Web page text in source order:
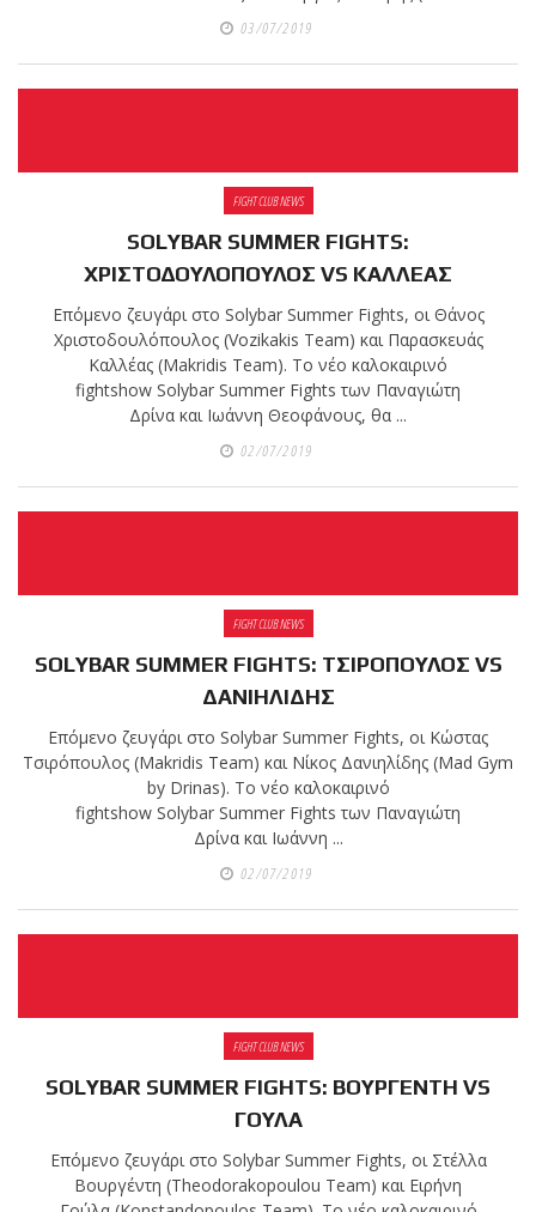
03/07/2019
FIGHT CLUB NEWS
SOLYBAR SUMMER FIGHTS:
ΧΡΙΣΤΟΔΟΥΛΟΠΟΥΛΟΣ VS ΚΑΛΛΕΑΣ
Επόμενο ζευγάρι στο Solybar Summer Fights, οι Θάνος
Χριστοδουλόπουλος (Vozikakis Team) και Παρασκευάς
Καλλέας (Makridis Team). Το νέο καλοκαιρινό
fightshow Solybar Summer Fights των Παναγιώτη
Δρίνα και Ιωάννη Θεοφάνους, θα ...
02/07/2019
FIGHT CLUB NEWS
SOLYBAR SUMMER FIGHTS: ΤΣΙΡΟΠΟΥΛΟΣ VS
ΔΑΝΙΗΛΙΔΗΣ
Επόμενο ζευγάρι στο Solybar Summer Fights, οι Κώστας
Τσιρόπουλος (Makridis Team) και Νίκος Δανιηλίδης (Mad Gym
by Drinas). Το νέο καλοκαιρινό
fightshow Solybar Summer Fights των Παναγιώτη
Δρίνα και Ιωάννη ...
02/07/2019
FIGHT CLUB NEWS
SOLYBAR SUMMER FIGHTS: ΒΟΥΡΓΕΝΤΗ VS
ΓΟΥΛΑ
Επόμενο ζευγάρι στο Solybar Summer Fights, οι Στέλλα
Βουργέντη (Theodorakopoulou Team) και Ειρήνη